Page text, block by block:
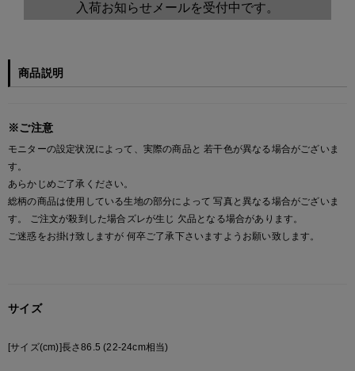
入荷お知らせメールを受付中です。
商品説明
※ご注意
モニターの設定状況によって、実際の商品と 若干色が異なる場合がございま
す。
あらかじめご了承ください。
総柄の商品は使用している生地の部分によって 写真と異なる場合がございま
す。 ご注文が殺到した場合ズレが生じ 欠品となる場合があります。
ご迷惑をお掛け致しますが 何卒ご了承下さいますようお願い致します。
サイズ
[サイズ(cm)]長さ86.5 (22-24cm相当)